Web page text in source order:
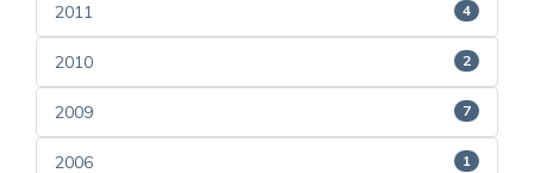
2011 4
2010 2
2009 7
2006 1